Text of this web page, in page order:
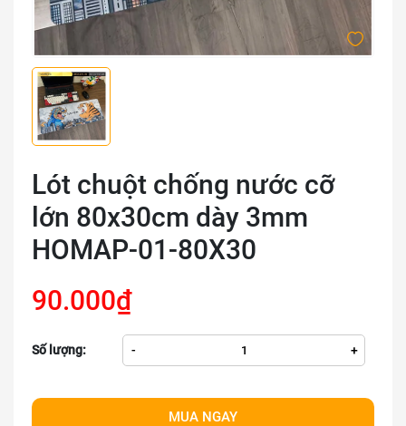
Lót chuột chống nước cỡ
lớn 80x30cm dày 3mm
HOMAP-01-80X30
90.000₫
Số lượng: - +
MUA NGAY